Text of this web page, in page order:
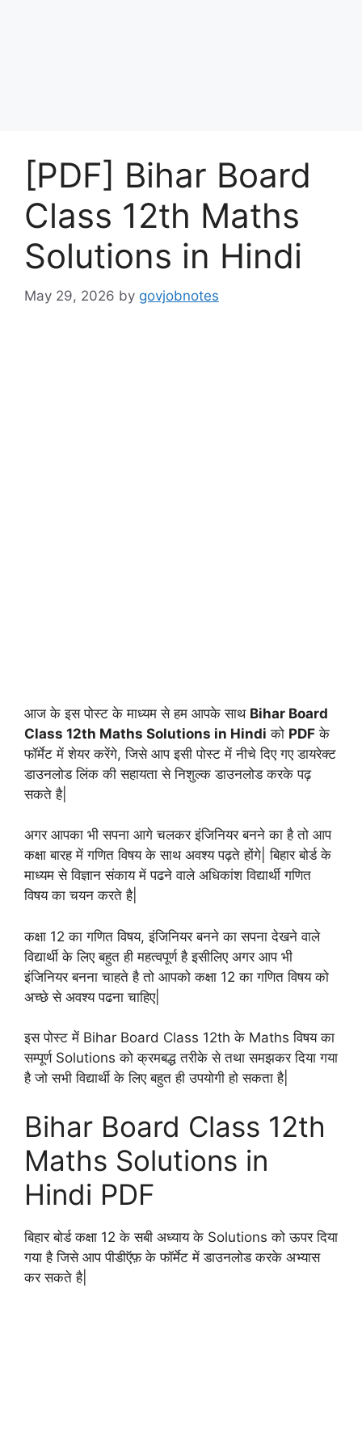
[PDF] Bihar Board
Class 12th Maths
Solutions in Hindi
May 29, 2026 by govjobnotes
आज के इस पोस्ट के माध्यम से हम आपके साथ Bihar Board
Class 12th Maths Solutions in Hindi को PDF के
फॉर्मेट में शेयर करेंगे, जिसे आप इसी पोस्ट में नीचे दिए गए डायरेक्ट
डाउनलोड लिंक की सहायता से निशुल्क डाउनलोड करके पढ़
सकते है|
अगर आपका भी सपना आगे चलकर इंजिनियर बनने का है तो आप
कक्षा बारह में गणित विषय के साथ अवश्य पढ़ते होंगे| बिहार बोर्ड के
माध्यम से विज्ञान संकाय में पढने वाले अधिकांश विद्यार्थी गणित
विषय का चयन करते है|
कक्षा 12 का गणित विषय, इंजिनियर बनने का सपना देखने वाले
विद्यार्थी के लिए बहुत ही महत्वपूर्ण है इसीलिए अगर आप भी
इंजिनियर बनना चाहते है तो आपको कक्षा 12 का गणित विषय को
अच्छे से अवश्य पढना चाहिए|
इस पोस्ट में Bihar Board Class 12th के Maths विषय का
सम्पूर्ण Solutions को क्रमबद्ध तरीके से तथा समझकर दिया गया
है जो सभी विद्यार्थी के लिए बहुत ही उपयोगी हो सकता है|
Bihar Board Class 12th
Maths Solutions in
Hindi PDF
बिहार बोर्ड कक्षा 12 के सबी अध्याय के Solutions को ऊपर दिया
गया है जिसे आप पीडीऍफ़ के फॉर्मेट में डाउनलोड करके अभ्यास
कर सकते है|